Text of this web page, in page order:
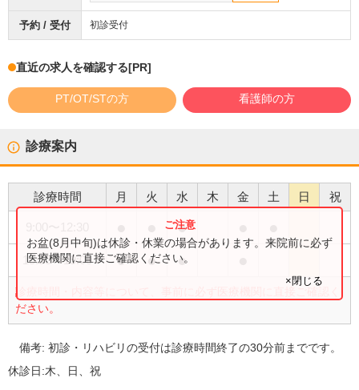
予約 / 受付 初診受付
直近の求人を確認する[PR]
PT/OT/STの方 看護師の方
診療案内
診療時間 月 火 水 木 金 土 日 祝
●
15:30〜19:00 ● ● ●
診療時間・内容等について、事前に必ず医療機関に直接ご確認く
ださい。
お盆(8月中旬)は休診・休業の場合があります。来院前に必ず
医療機関に直接ご確認ください。
×閉じる
備考:初診・リハビリの受付は診療時間終了の30分前までです。
休診日:木、日、祝